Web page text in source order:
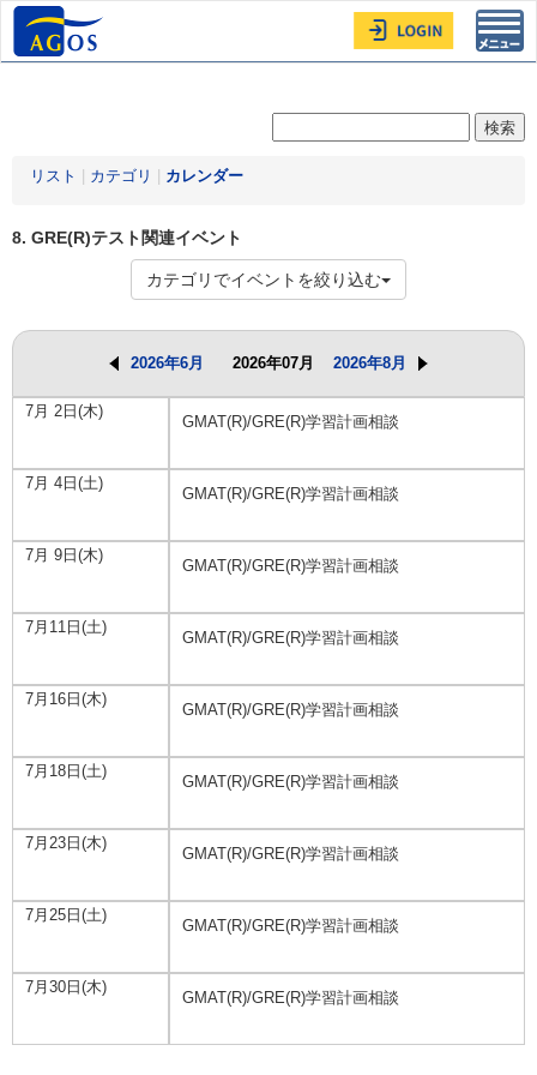
リスト カテゴリ カレンダー
8. GRE(R)テスト関連イベント
カテゴリでイベントを絞り込む
2026年6月 2026年07月 2026年8月
7月 2日(木)
GMAT(R)/GRE(R)学習計画相談
7月 4日(土)
GMAT(R)/GRE(R)学習計画相談
7月 9日(木)
GMAT(R)/GRE(R)学習計画相談
7月11日(土)
GMAT(R)/GRE(R)学習計画相談
7月16日(木)
GMAT(R)/GRE(R)学習計画相談
7月18日(土)
GMAT(R)/GRE(R)学習計画相談
7月23日(木)
GMAT(R)/GRE(R)学習計画相談
7月25日(土)
GMAT(R)/GRE(R)学習計画相談
7月30日(木)
GMAT(R)/GRE(R)学習計画相談